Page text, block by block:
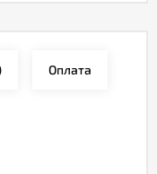
Оплата